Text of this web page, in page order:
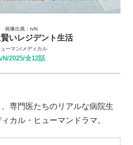
画像出典：tvN
いレジデント生活
ューマン/メディカル
2025/全12話
、専門医たちのリアルな病院生
カル・ヒューマンドラマ。